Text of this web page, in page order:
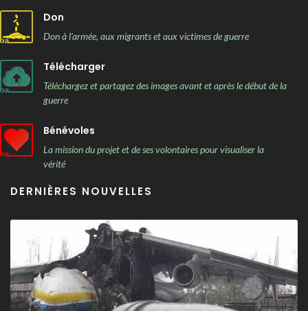
Don
Don à l'armée, aux migrants et aux victimes de guerre
Télécharger
Téléchargez et partagez des images avant et après le début de la
guerre
Bénévoles
La mission du projet et de ses volontaires pour visualiser la
vérité
DERNIÈRES NOUVELLES